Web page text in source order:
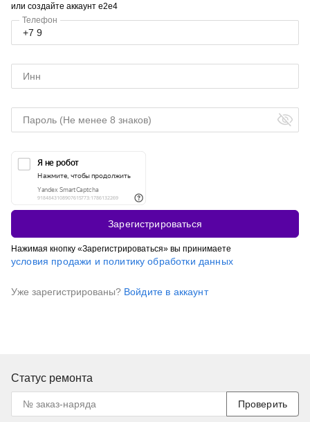
или создайте аккаунт e2e4
Телефон
Зарегистрироваться
Нажимая кнопку «Зарегистрироваться» вы принимаете
условия продажи и политику обработки данных
Уже зарегистрированы? Войдите в аккаунт
Статус ремонта
Проверить